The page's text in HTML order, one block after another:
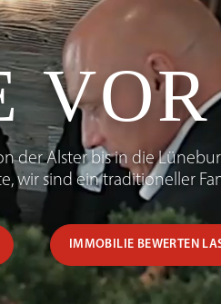
der Alster bis in die
wir sind ein traditioneller
IMMOBILIE BEWERTEN